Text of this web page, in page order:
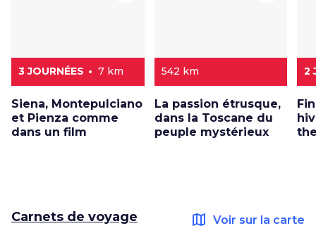
3 JOURNÉES 7 km
Siena, Montepulciano
et Pienza comme
dans un film
542 km
La passion étrusque,
dans la Toscane du
peuple mystérieux
2
Carnets de voyage map Voir sur la carte